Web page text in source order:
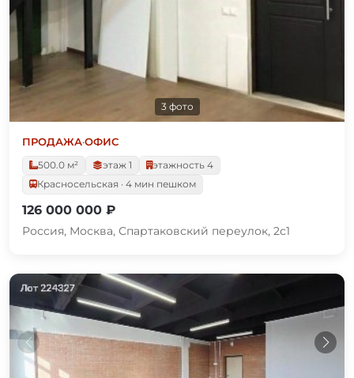
3 фото
ПРОДАЖА·ОФИС
500.0 м²
этаж 1
этажность 4
Красносельская · 4 мин пешком
126 000 000 ₽
Россия, Москва, Спартаковский переулок, 2с1